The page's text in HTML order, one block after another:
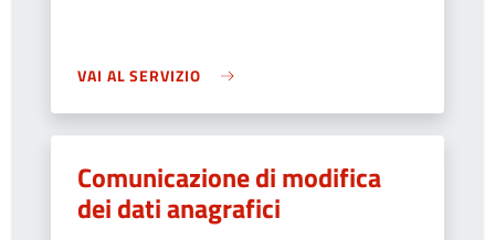
VAI AL SERVIZIO
Comunicazione di modifica
dei dati anagrafici